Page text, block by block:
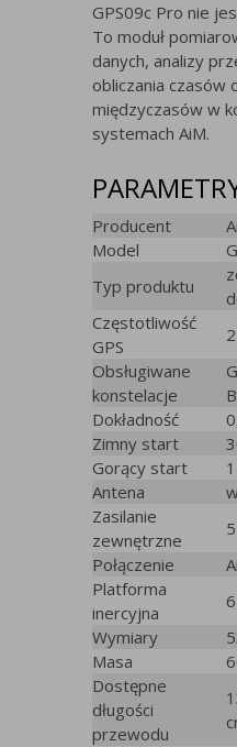
GPS09c Pro nie
To moduł
danych, analizy
obliczania czasów
międzyczasów w
systemach AiM.
Producent
Model
Typ produktu
Częstotliwość
GPS
Obsługiwane
konstelacje
Dokładność
Zimny start
Gorący start
Antena
Zasilanie
zewnętrzne
Połączenie
Platforma
inercyjna
Wymiary
Masa
Dostępne
długości
przewodu